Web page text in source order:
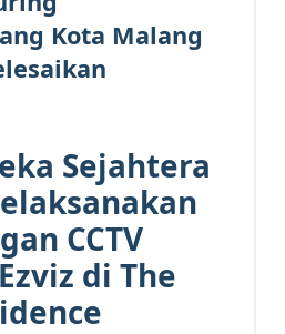
Kota Malang
Sejahtera
CCTV
di The